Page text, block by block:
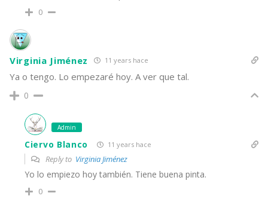
0
Virginia Jiménez 11 years hace
Ya o tengo. Lo empezaré hoy. A ver que tal.
0
Admin
Ciervo Blanco 11 years hace
Reply to Virginia Jiménez
Yo lo empiezo hoy también. Tiene buena pinta.
0